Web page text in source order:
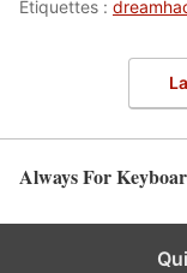
Étiquettes :
Always For